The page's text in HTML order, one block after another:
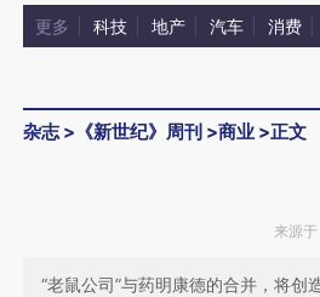
更多 科技 地产 汽车 消费
杂志> 《新世纪》周刊 >商业 >正文
来源于
“老鼠公司”与药明康德的合并，将